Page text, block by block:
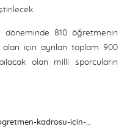
döneminde 810 öğretmenin
alan için ayrılan toplam 900
olan milli sporcuların
https://www.meb.gov.tr/sozlesmeli-ogretmen-kadrosu-icin-basvurular-yarin-baslayacak/haber/21022/tr